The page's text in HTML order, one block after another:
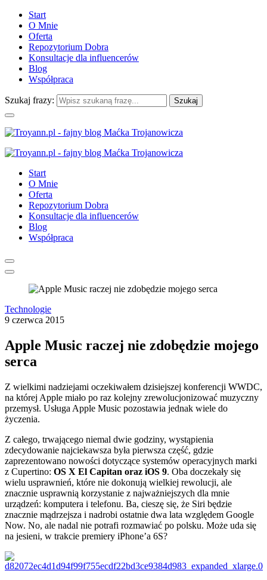
Start
O Mnie
Oferta
Repozytorium Dobra
Konsultacje dla influencerów
Blog
Współpraca
Szukaj frazy:
Start
O Mnie
Oferta
Repozytorium Dobra
Konsultacje dla influencerów
Blog
Współpraca
Technologie
9 czerwca 2015
Apple Music raczej nie zdobędzie mojego
serca
Z wielkimi nadziejami oczekiwałem dzisiejszej konferencji WWDC,
na której Apple miało po raz kolejny zrewolucjonizować muzyczny
przemysł. Usługa Apple Music pozostawia jednak wiele do
życzenia.
Z całego, trwającego niemal dwie godziny, wystąpienia
zdecydowanie najciekawsza była pierwsza część, gdzie
zaprezentowano nowości dotyczące systemów operacyjnych marki
z Cupertino: OS X El Capitan oraz iOS 9. Oba doczekały się
wielu usprawnień, które nie dokonują wielkiej rewolucji, ale
znacznie usprawnią korzystanie z najważniejszych dla mnie
urządzeń: komputera i telefonu. Ba, cieszę się, że Siri będzie
znacznie mądrzejsza i nadrobi ostatnie dwa lata względem Google
Now. No, ale nadal nie potrafi rozmawiać po polsku. Może uda się
na jesieni, w trakcie premiery iPhone’a 6S?